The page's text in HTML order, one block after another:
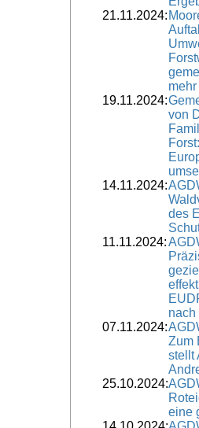
21.11.2024:
19.11.2024:
von
14.11.2024:
des
11.11.2024:
nach
07.11.2024:
Zum
stellt
25.10.2024:
eine